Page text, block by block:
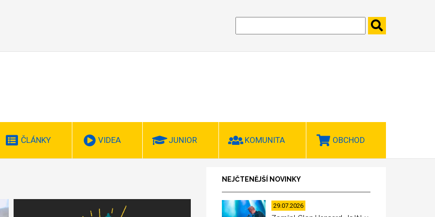
ČLÁNKY VIDEA JUNIOR KOMUNITA OBCHOD
NEJČTENĚJŠÍ NOVINKY
29.07.2026